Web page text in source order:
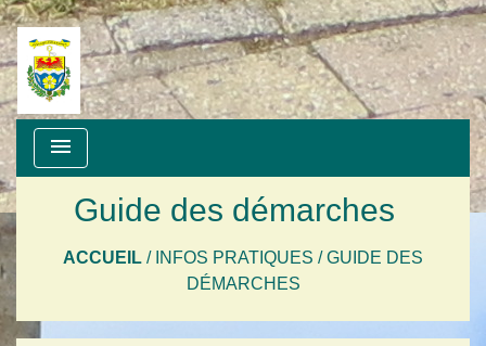
menu
Guide des démarches
ACCUEIL / INFOS PRATIQUES /GUIDE DES
DÉMARCHES